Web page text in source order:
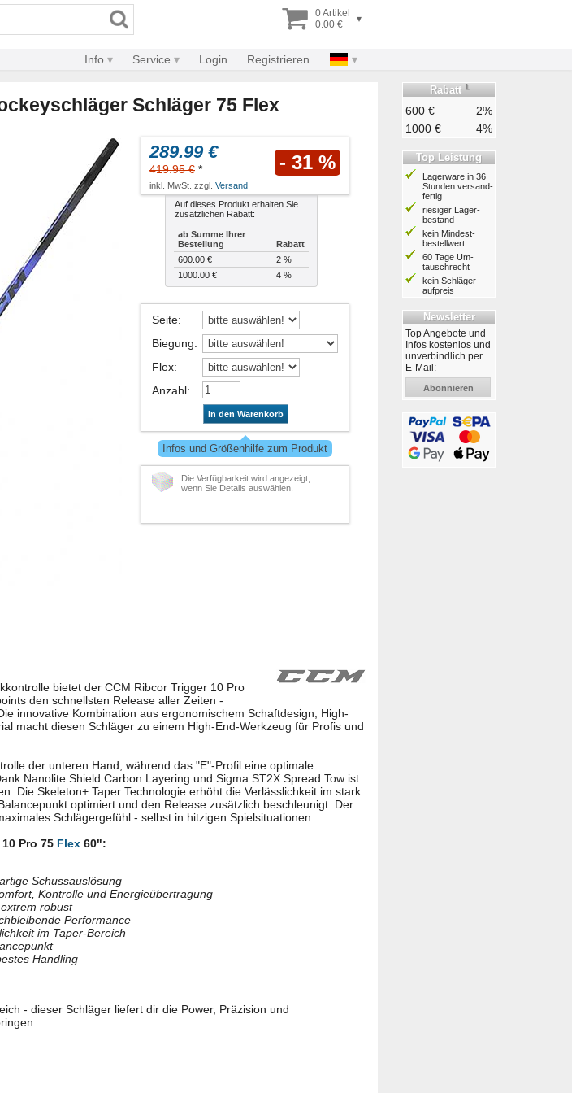
0 Artikel
0.00 €
▾
Info Service Login Registrieren
Schläger 75 Flex
289.99 €
419.95 € * - 31 %
inkl. MwSt. zzgl. Versand
Auf dieses Produkt erhalten Sie
zusätzlichen Rabatt:
ab Summe Ihrer
Bestellung
Rabatt
600.00 €
2 %
1000.00 €
4 %
Seite:
Biegung:
Flex:
Anzahl:
In den Warenkorb
Infos und Größenhilfe zum Produkt
Die Verfügbarkeit wird angezeigt,
wenn Sie Details auswählen.
bietet der CCM Ribcor Trigger 10 Pro
den schnellsten Release aller Zeiten -
innovative Kombination aus ergonomischem Schaftdesign, High-
macht diesen Schläger zu einem High-End-Werkzeug für Profis und
der unteren Hand, während das "E"-Profil eine optimale
Nanolite Shield Carbon Layering und Sigma ST2X Spread Tow ist
Die Skeleton+ Taper Technologie erhöht die Verlässlichkeit im stark
optimiert und den Release zusätzlich beschleunigt. Der
Schlägergefühl - selbst in hitzigen Spielsituationen.
Pro 75 Flex 60":
Schussauslösung
Kontrolle und Energieübertragung
robust
Performance
im Taper-Bereich
Handling
- dieser Schläger liefert dir die Power, Präzision und
Rabatt 1
600 €
2%
1000 €
4%
Top Leistung
Lagerware in 36
Stunden ver­sand­
fertig
riesiger Lager­
bestand
kein Mindest­
bestell­wert
60 Tage Um­
tausch­recht
kein Schläger­
aufpreis
Newsletter
Top Angebote und
Infos kostenlos und
unverbindlich per
E-Mail:
Abonnieren